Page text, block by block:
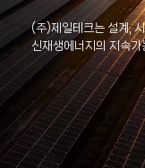
(주)제일테크는 설계,
신재생에너지의 지속